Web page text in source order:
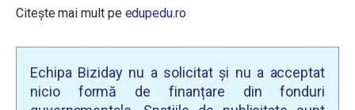
Citește mai mult pe edupedu.ro
Echipa Biziday nu a solicitat și nu a acceptat
nicio formă de finanțare din fonduri